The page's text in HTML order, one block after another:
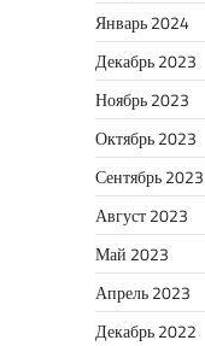
Январь 2024
Декабрь 2023
Ноябрь 2023
Октябрь 2023
Сентябрь 2023
Август 2023
Май 2023
Апрель 2023
Декабрь 2022